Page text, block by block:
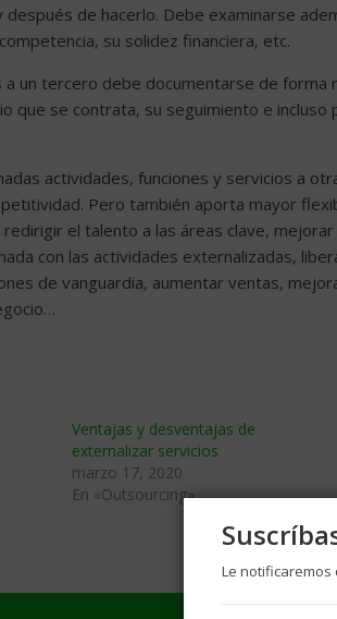
después de hacerlo. Debe examinarse
su solidez financiera, etc.
a un tercero debe documentarse de forma
que se contrata, su seguimiento e incluso
actividades, funciones y servicios a
Pero también aporta mayor
el talento a las áreas clave,
con las actividades externalizadas,
de vanguardia, aumentar ventas,
Ventajas y desventajas de
externalizar servicios
marzo 17, 2020
En «Outsourcing»
Le notificaremos